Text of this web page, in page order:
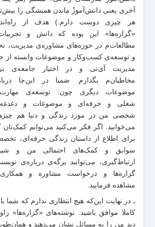
آخری یعنی دانش‌آموزْ ماندن همیشگی را
هر چیزی دوست دارم.) هدف از
«گزاره‌ها» این بوده که دانش و
مطالعات‌م در حوزه‌های مشاوره‌ی مدیریت،
و توسعه‌ی کسب‌وکار و موضوعات وابسته از
مدیریت آی‌تی و در اختیار جامعه‌ی
مخاطبان‌م بگذارم. ضمنا در این‌جا
موضوعات دیگری چون: توسعه‌ی
شغلی و حرفه‌ای و موضوعات و
شخصی من در مورد زندگی و دنیا هم
می‌خوانید. اگر فکر می‌کنید می‌توانم کمک‌تان
برای اطلاع از داستان زندگی حرفه‌ای،
سوابق و کمک‌های احتمالی من و
ارتباط‌گیری، می‌توانید برگه‌یدرباره‌ی
گزاره‌ها و درخواست مشاوره و همکاری
مشاهده فرمایید.
ـ در نهایت این‌که هیچ انتظاری ندارم که شما
کاملا موافق باشید. نوشته‌های «گزاره‌ها»
دید من را به مسائل نشان می‌دهند و